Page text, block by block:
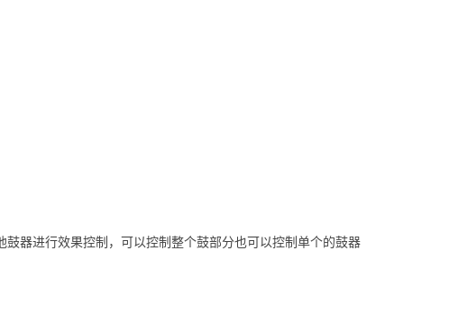
器进行效果控制，可以控制整个鼓部分也可以控制单个的鼓器